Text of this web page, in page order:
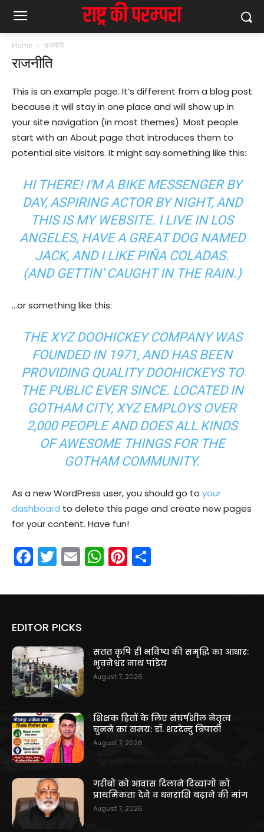
Home राजनीति
राजनीति
This is an example page. It’s different from a blog post
because it will stay in one place and will show up in
your site navigation (in most themes). Most people
start with an About page that introduces them to
potential site visitors. It might say something like this:
HI THERE! I’M A BIKE MESSENGER BY
DAY, ASPIRING ACTOR BY NIGHT, AND
THIS IS MY WEBSITE. I LIVE IN LOS
ANGELES, HAVE A GREAT DOG NAMED
JACK, AND I LIKE PIÑA COLADAS.
(AND GETTIN’ CAUGHT IN THE RAIN.)
…or something like this:
THE XYZ DOOHICKEY COMPANY WAS
FOUNDED IN 1971, AND HAS BEEN
PROVIDING QUALITY DOOHICKEYS TO
THE PUBLIC EVER SINCE. LOCATED IN
GOTHAM CITY, XYZ EMPLOYS OVER
2,000 PEOPLE AND DOES ALL KINDS
OF AWESOME THINGS FOR THE
GOTHAM COMMUNITY.
As a new WordPress user, you should go to your
dashboard to delete this page and create new pages
for your content. Have fun!
Facebook
Twitter
EmailWhatsApp
Pinterest
EDITOR PICKS
सतत कृषि ही भविष्य की समृद्धि का आधार:
भुवनेश्वर नाथ पांडेय
August 7, 2026
शिक्षक हितों के लिए संघर्षशील नेतृत्व
चुनने का समय: डॉ. शरदेन्दु त्रिपाठी
August 7, 2026
गरीबों को आवास दिलाने दिव्यांगों को
प्राथमिकता देने व धनराशि बढ़ाने की मांग
August 7, 2026